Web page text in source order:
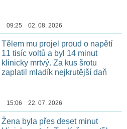
09:25 02. 08. 2026
Tělem mu projel proud o napětí
11 tisíc voltů a byl 14 minut
klinicky mrtvý. Za kus šrotu
zaplatil mladík nejkrutější daň
15:06 22. 07. 2026
Žena byla přes deset minut